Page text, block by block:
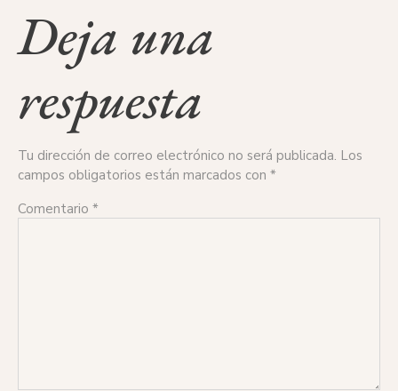
Deja una
respuesta
Tu dirección de correo electrónico no será publicada. Los
campos obligatorios están marcados con *
Comentario *